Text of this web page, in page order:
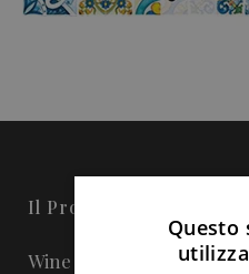
Il Progetto
Wine in Sicily - Online
Questo